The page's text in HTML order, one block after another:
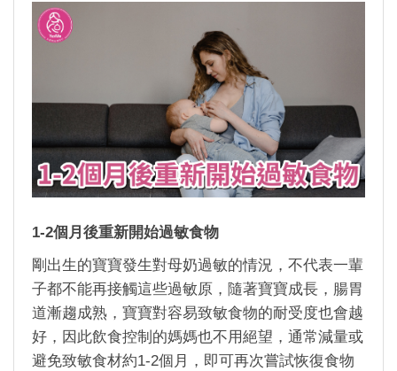
1-2個月後重新開始過敏食物
剛出生的寶寶發生對母奶過敏的情況，不代表一輩
子都不能再接觸這些過敏原，隨著寶寶成長，腸胃
道漸趨成熟，寶寶對容易致敏食物的耐受度也會越
好，因此飲食控制的媽媽也不用絕望，通常減量或
避免致敏食材約1-2個月，即可再次嘗試恢復食物